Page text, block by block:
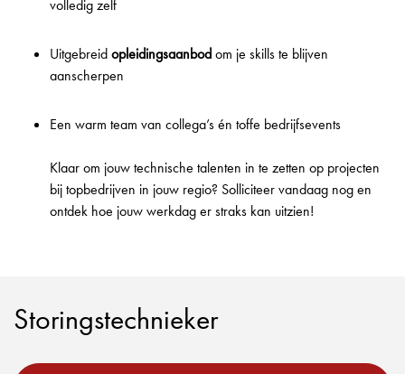
volledig zelf
Uitgebreidopleidingsaanbodom je skills te blijven
aanscherpen
Een warm team van collega’s én toffe bedrijfsevents
Klaar om jouw technische talenten in te zetten op projecten
bij topbedrijven in jouw regio? Solliciteer vandaag nog en
ontdek hoe jouw werkdag er straks kan uitzien!
Storingstechnieker